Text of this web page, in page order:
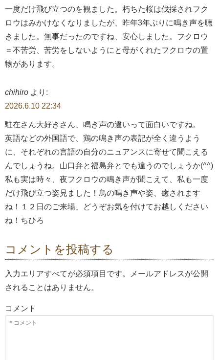
一度だけ飛び立つのを観ました。朽ちた桜は伐採されフク
ロウはみかけなくなりましたが、昨年3年ぶりに鳴き声を聴
きました。無事だったのですね、安心しました。フクロウ
＝不苦労、苦労をしないようにと母がくれたフクロウの置
物があります。
chihiro より:
2026.6.10 22:34
駐在さん大好きさん、鳴き声の違いって面白いですね。
英語などの外国語で、鶏の鳴き声の表記が全く違うよう
に、それぞれの言語の自分のニュアンスに寄せて聞こえる
んでしょうね。山口弁と福島弁とでも違うのでしょうか(^^)
私も実は時々、夜フクロウの鳴き声が聞こえて、私も一度
だけ飛び立つ姿見ました！鳥の鳴き声や姿、癒されます
ね！１２日のご来場、どうぞお気を付けてお越しください
ね！ちひろ
コメントを投稿する
入力エリアすべてが必須項目です。メールアドレスが公開
されることはありません。
コメント